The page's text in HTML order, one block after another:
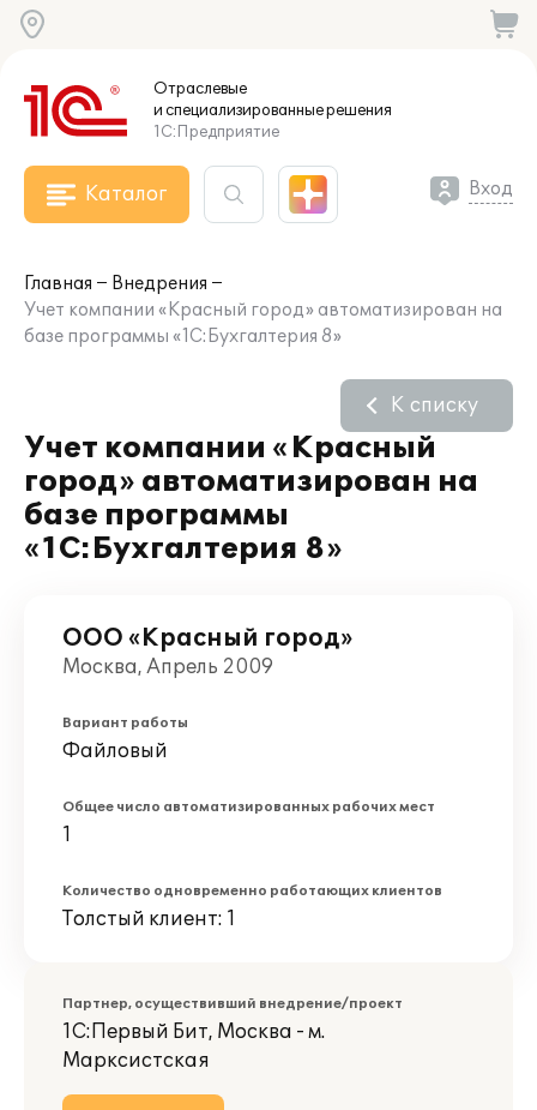
Отраслевые
и специализированныерешения
1С:Предприятие
Каталог Вход
Главная
Внедрения
Учет компании «Красный город» автоматизирован на
базе программы «1С:Бухгалтерия 8»
Учет компании «Красный
город» автоматизирован на
базе программы
«1С:Бухгалтерия 8»
К списку
ООО «Красный город»
Москва, Апрель 2009
Вариант работы
Файловый
Общее число автоматизированных рабочих мест
1
Количество одновременно работающих клиентов
Толстый клиент: 1
Партнер, осуществивший внедрение/проект
1С:Первый Бит, Москва - м.
Марксистская